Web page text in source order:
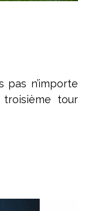
pas n’importe
tour